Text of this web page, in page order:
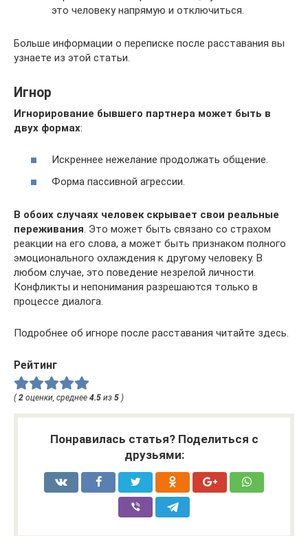
это человеку напрямую и отключиться.
Больше информации о переписке после расставания вы
узнаете из этой статьи.
Игнор
Игнорирование бывшего партнера может быть в
двух формах:
Искреннее нежелание продолжать общение.
Форма пассивной агрессии.
В обоих случаях человек скрывает свои реальные
переживания. Это может быть связано со страхом
реакции на его слова, а может быть признаком полного
эмоционального охлаждения к другому человеку. В
любом случае, это поведение незрелой личности.
Конфликты и непонимания разрешаются только в
процессе диалога.
Подробнее об игноре после расставания читайте здесь.
Рейтинг
(2 оценки, среднее 4.5 из 5 )
Понравилась статья? Поделиться с
друзьями: